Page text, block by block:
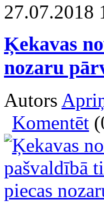
27.07.2018
Ķekavas
nozaru
Autors
Komentēt